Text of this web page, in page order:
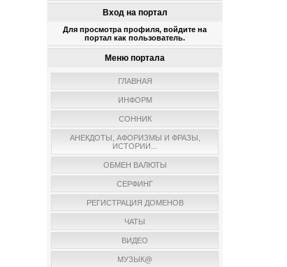
Вход на портал
Для просмотра профиля, войдите на
портал как пользователь.
Меню портала
ГЛАВНАЯ
ИНФОРМ
СОННИК
АНЕКДОТЫ, АФОРИЗМЫ И ФРАЗЫ,
ИСТОРИИ...
ОБМЕН ВАЛЮТЫ
СЕРФИНГ
РЕГИСТРАЦИЯ ДОМЕНОВ
ЧАТЫ
ВИДЕО
МУЗЫК@